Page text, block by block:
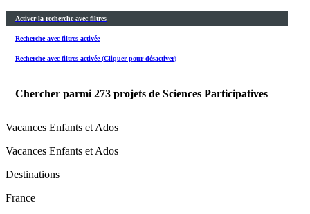
Activer la recherche avec filtres
Recherche avec filtres activée
Recherche avec filtres activée (Cliquer pour désactiver)
Chercher parmi 273 projets de Sciences Participatives
Vacances Enfants et Ados
Vacances Enfants et Ados
Destinations
France